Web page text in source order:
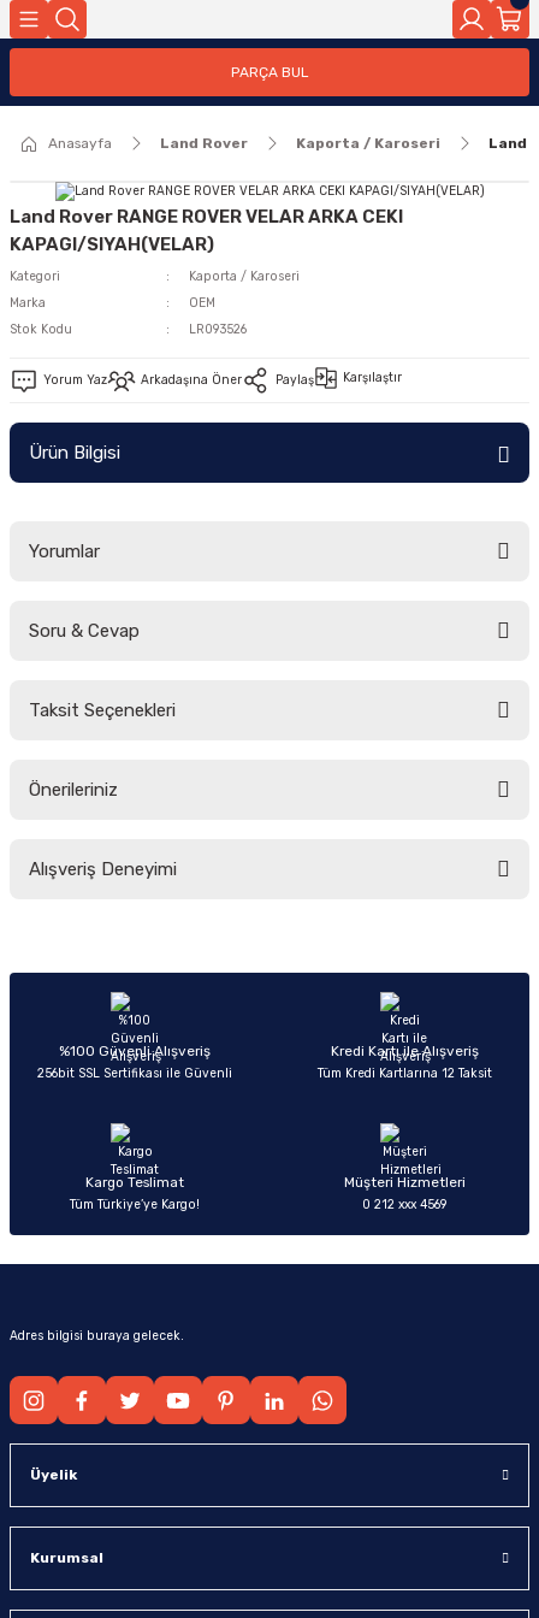
PARÇA BUL
Anasayfa Land Rover Kaporta / Karoseri Land
Land Rover RANGE ROVER VELAR ARKA CEKI
KAPAGI/SIYAH(VELAR)
Kategori
Kaporta / Karoseri
Marka
OEM
Stok Kodu
LR093526
Yorum Yaz Arkadaşına Öner Paylaş Karşılaştır
Ürün Bilgisi
Yorumlar
Soru & Cevap
Taksit Seçenekleri
Önerileriniz
yetersiz gördüğünüz noktaları öneri formunu kullanarak tarafımıza
Ürün açıklamasında eksik bilgiler bulunuyor.
Ürün bilgilerinde hatalar bulunuyor.
Ürün fiyatı diğer sitelerden daha pahalı.
Alışveriş Deneyimi
Sitemize ilk yorumu siz yapın!
%100 Güvenli Alışveriş
256bit SSL Sertifikası ile Güvenli
Kredi Kartı ile Alışveriş
Tüm Kredi Kartlarına 12 Taksit
Kargo Teslimat
Tüm Türkiye’ye Kargo!
Müşteri Hizmetleri
0 212 xxx 4569
Adres bilgisi buraya gelecek.
Üyelik
Kurumsal